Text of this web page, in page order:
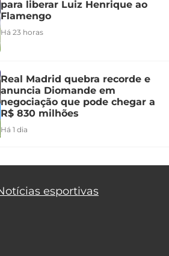
para liberar Luiz Henrique ao
Flamengo
Há 23 horas
Real Madrid quebra recorde e
anuncia Diomande em
negociação que pode chegar a
R$ 830 milhões
Há 1 dia